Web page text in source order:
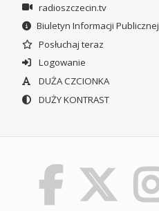
radioszczecin.tv
Biuletyn Informacji Publicznej
Posłuchaj teraz
Logowanie
DUŻA CZCIONKA
DUŻY KONTRAST